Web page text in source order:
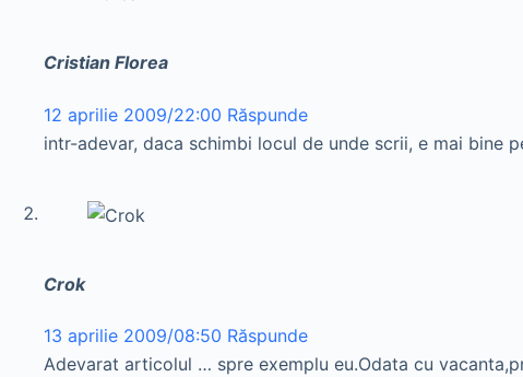
Cristian Florea
12 aprilie 2009/22:00 Răspunde
intr-adevar, daca schimbi locul de unde scrii, e mai bine
Crok
13 aprilie 2009/08:50 Răspunde
Adevarat articolul … spre exemplu eu.Odata cu